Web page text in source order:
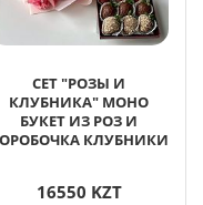
СЕТ "РОЗЫ И
КЛУБНИКА" МОНО
БУКЕТ ИЗ РОЗ И
КЛУБНИКИ
16550 KZT